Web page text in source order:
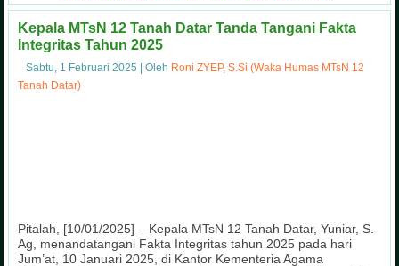
Kepala MTsN 12 Tanah Datar Tanda Tangani Fakta
Integritas Tahun 2025
Sabtu, 1 Februari 2025 |Oleh Roni ZYEP, S.Si (Waka Humas MTsN 12
Tanah Datar)
Pitalah, [10/01/2025] – Kepala MTsN 12 Tanah Datar, Yuniar, S.
Ag, menandatangani Fakta Integritas tahun 2025 pada hari
Jum’at, 10 Januari 2025, di Kantor Kementeria Agama